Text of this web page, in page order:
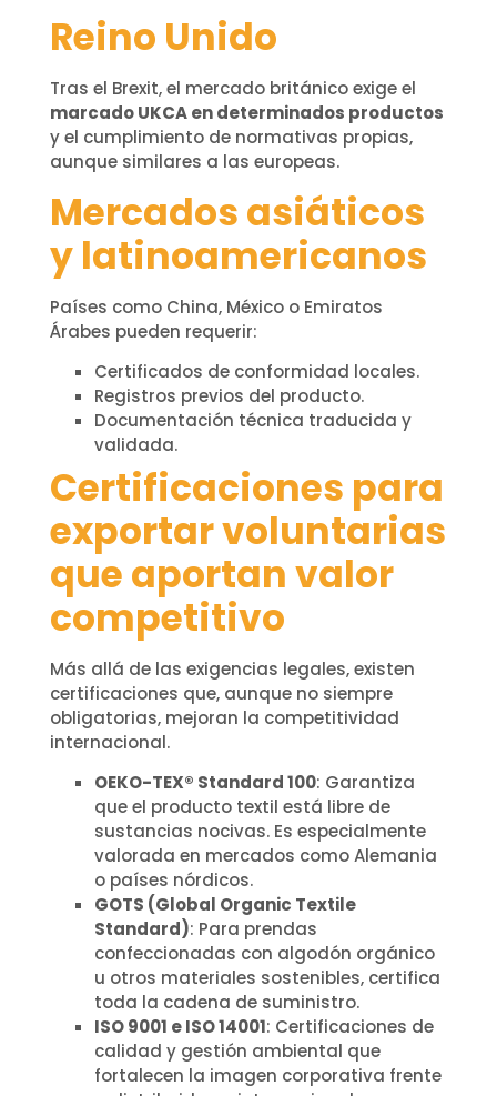
Reino Unido
Tras el Brexit, el mercado británico exige el
marcado UKCA en determinados productos
y el cumplimiento de normativas propias,
aunque similares a las europeas.
Mercados asiáticos
y latinoamericanos
Países como China, México o Emiratos
Árabes pueden requerir:
Certificados de conformidad locales.
Registros previos del producto.
Documentación técnica traducida y
validada.
Certificaciones para
exportar voluntarias
que aportan valor
competitivo
Más allá de las exigencias legales, existen
certificaciones que, aunque no siempre
obligatorias, mejoran la competitividad
internacional.
OEKO-TEX® Standard 100: Garantiza
que el producto textil está libre de
sustancias nocivas. Es especialmente
valorada en mercados como Alemania
o países nórdicos.
GOTS (Global Organic Textile
Standard): Para prendas
confeccionadas con algodón orgánico
u otros materiales sostenibles, certifica
toda la cadena de suministro.
ISO 9001 e ISO 14001: Certificaciones de
calidad y gestión ambiental que
fortalecen la imagen corporativa frente